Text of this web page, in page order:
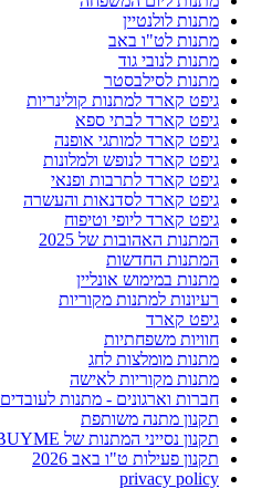
מתנות לולנטיין
מתנות לט"ו באב
מתנות לנובי גוד
מתנות לסילבסטר
גיפט קארד למתנות קולינריות
גיפט קארד לבתי ספא
גיפט קארד למותגי אופנה
גיפט קארד לנופש ולמלונות
גיפט קארד לתרבות ופנאי
גיפט קארד לסדנאות והעשרה
גיפט קארד ליופי וטיפוח
המתנות האהובות של 2025
המתנות החדשות
מתנות במימוש אונליין
רעיונות למתנות מקוריות
גיפט קארד
חוויות משפחתיות
מתנות מומלצות לחג
מתנות מקוריות לאישה
חברות וארגונים - מתנות לעובדים
תקנון מתנה משותפת
תקנון נסייני המתנות של BUYME
תקנון פעילות ט"ו באב 2026
privacy policy